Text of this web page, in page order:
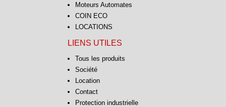
Moteurs Automates
COIN ECO
LOCATIONS
LIENS UTILES
Tous les produits
Société
Location
Contact
Protection industrielle